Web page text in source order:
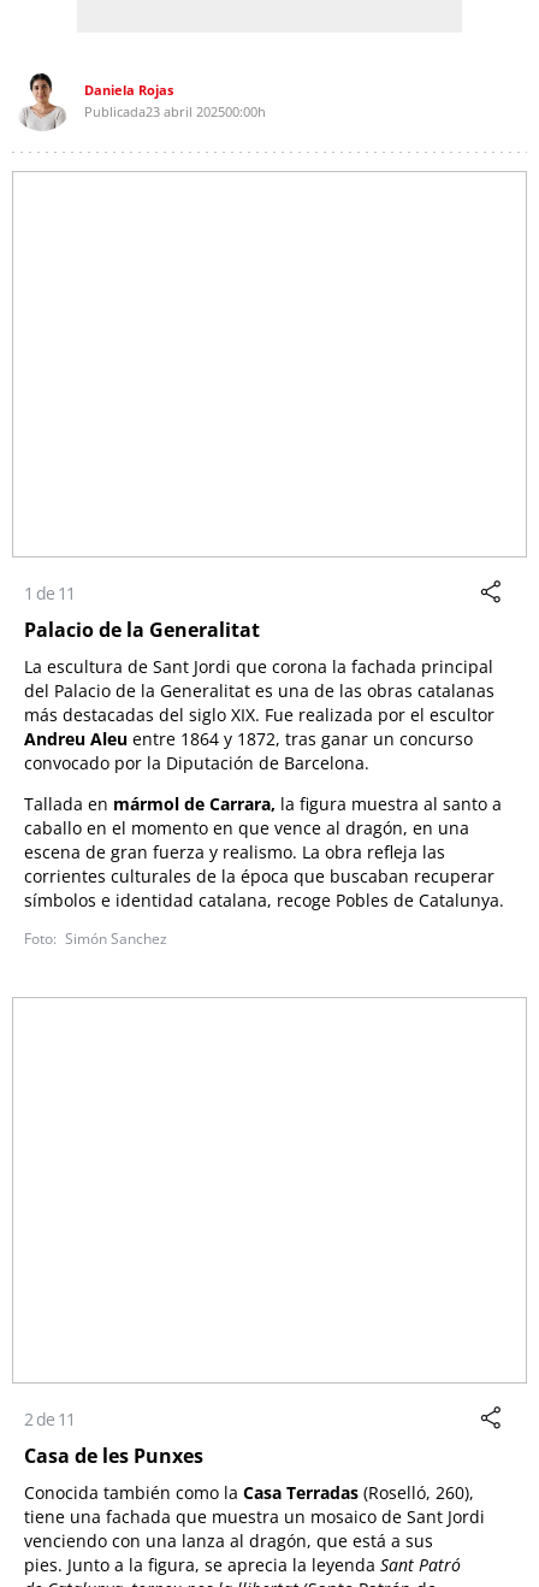
Daniela Rojas
Publicada23 abril 202500:00h
1 de 11
Palacio de la Generalitat
La escultura de Sant Jordi que corona la fachada principal
del Palacio de la Generalitat es una de las obras catalanas
más destacadas del siglo XIX. Fue realizada por el escultor
Andreu Aleu entre 1864 y 1872, tras ganar un concurso
convocado por la Diputación de Barcelona.
Tallada en mármol de Carrara, la figura muestra al santo a
caballo en el momento en que vence al dragón, en una
escena de gran fuerza y realismo. La obra refleja las
corrientes culturales de la época que buscaban recuperar
símbolos e identidad catalana, recoge Pobles de Catalunya.
Simón Sanchez
2 de 11
Casa de les Punxes
Conocida también como la Casa Terradas (Roselló, 260),
tiene una fachada que muestra un mosaico de Sant Jordi
venciendo con una lanza al dragón, que está a sus
pies. Junto a la figura, se aprecia la leyenda Sant Patró